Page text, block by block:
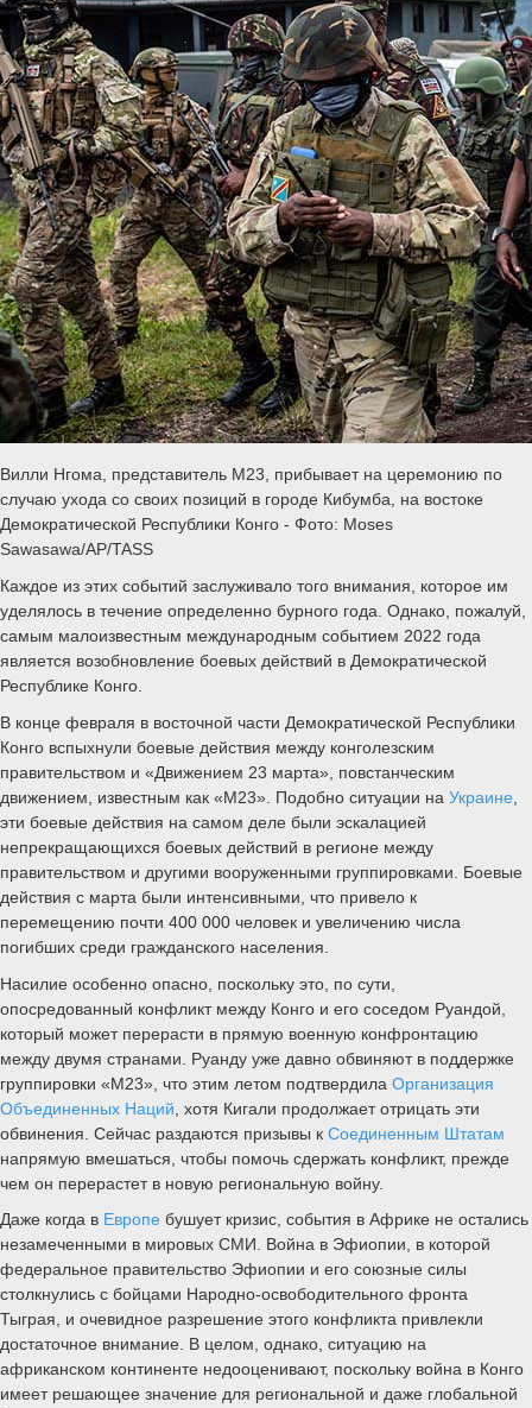
Вилли Нгома, представитель M23, прибывает на церемонию по
случаю ухода со своих позиций в городе Кибумба, на востоке
Демократической Республики Конго - Фото: Moses
Sawasawa/AP/TASS
Каждое из этих событий заслуживало того внимания, которое им
уделялось в течение определенно бурного года. Однако, пожалуй,
самым малоизвестным международным событием 2022 года
является возобновление боевых действий в Демократической
Республике Конго.
В конце февраля в восточной части Демократической Республики
Конго вспыхнули боевые действия между конголезским
правительством и «Движением 23 марта», повстанческим
движением, известным как «М23». Подобно ситуации на Украине
эти боевые действия на самом деле были эскалацией
непрекращающихся боевых действий в регионе между
правительством и другими вооруженными группировками. Боевые
действия с марта были интенсивными, что привело к
перемещению почти 400 000 человек и увеличению числа
погибших среди гражданского населения.
Насилие особенно опасно, поскольку это, по сути,
опосредованный конфликт между Конго и его соседом Руандой,
который может перерасти в прямую военную конфронтацию
между двумя странами. Руанду уже давно обвиняют в поддержке
группировки «М23», что этим летом подтвердила Организация
Объединенных Наций , хотя Кигали продолжает отрицать эти
обвинения. Сейчас раздаются призывы к Соединенным Штатам
напрямую вмешаться, чтобы помочь сдержать конфликт, прежде
чем он перерастет в новую региональную войну.
Даже когда в Европе бушует кризис, события в Африке не остались
незамеченными в мировых СМИ. Война в Эфиопии, в которой
федеральное правительство Эфиопии и его союзные силы
столкнулись с бойцами Народно-освободительного фронта
Тыграя, и очевидное разрешение этого конфликта привлекли
достаточное внимание. В целом, однако, ситуацию на
африканском континенте недооценивают, поскольку война в Конго
имеет решающее значение для региональной и даже глобальной